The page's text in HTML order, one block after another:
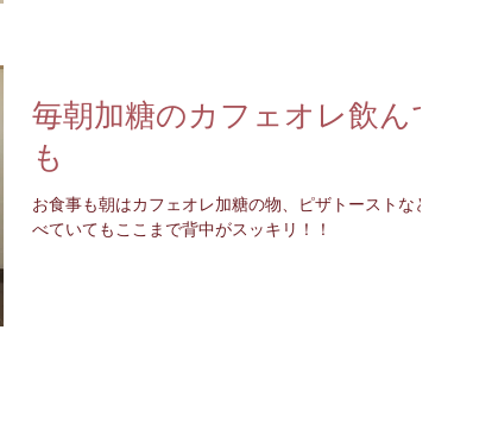
毎朝加糖のカフェオレ飲んで
も
お食事も朝はカフェオレ加糖の物、ピザトーストなど食
べていてもここまで背中がスッキリ！！